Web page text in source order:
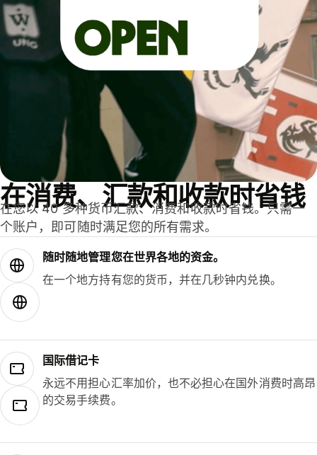
在消费、汇款和收款时省钱
在您以 40 多种货币汇款、消费和收款时省钱。只需一
个账户，即可随时满足您的所有需求。
随时随地管理您在世界各地的资金。
在一个地方持有您的货币，并在几秒钟内兑换。
国际借记卡
永远不用担心汇率加价，也不必担心在国外消费时高昂
的交易手续费。